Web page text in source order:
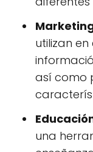
utilizan
así como
una